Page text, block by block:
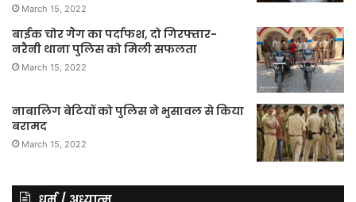
March 15, 2022
बाईक चोर गैंग का पर्दाफश, दो गिरफ्तार-
नरैनी थाना पुलिस को मिली सफलता
March 15, 2022
नाबालिग बेटियों को पुलिस ने भुसावल से किया
बरामद
March 15, 2022